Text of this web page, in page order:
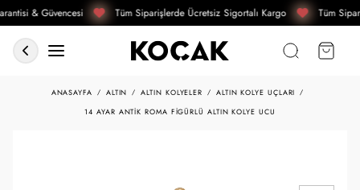
& Güvencesi Tüm Siparişlerde Ücretsiz Sigortalı Kargo Tüm
ANASAYFA ALTIN ALTIN KOLYELER
ALTIN KOLYE UÇLARI
14 AYAR ANTIK ROMA FIGÜRLÜ ALTIN KOLYE UCU